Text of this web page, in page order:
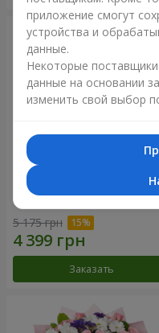
51 белая хризантема
5 175 грн
Заказать
приложение смогут
устройства и
данные.
Некоторые
данные на основании
изменить свой выбор